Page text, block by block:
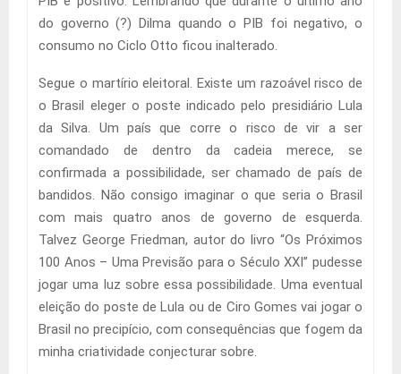
do governo (?) Dilma quando o PIB foi negativo, o
consumo no Ciclo Otto ficou inalterado.
Segue o martírio eleitoral. Existe um razoável risco de
o Brasil eleger o poste indicado pelo presidiário Lula
da Silva. Um país que corre o risco de vir a ser
comandado de dentro da cadeia merece, se
confirmada a possibilidade, ser chamado de país de
bandidos. Não consigo imaginar o que seria o Brasil
com mais quatro anos de governo de esquerda.
Talvez George Friedman, autor do livro “Os Próximos
100 Anos – Uma Previsão para o Século XXI” pudesse
jogar uma luz sobre essa possibilidade. Uma eventual
eleição do poste de Lula ou de Ciro Gomes vai jogar o
Brasil no precipício, com consequências que fogem da
minha criatividade conjecturar sobre.